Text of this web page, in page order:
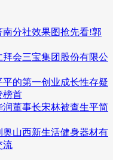
分社效果图抢先看!郭
会三宝集团股份有限公
的第一创业成长性存疑
榜首
董事长宋林被查生平简
山西新生活健身器材有
流